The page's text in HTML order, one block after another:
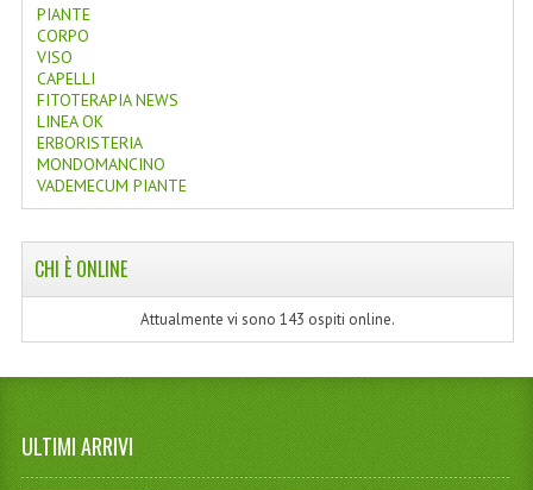
PIANTE
CORPO
VISO
CAPELLI
FITOTERAPIA NEWS
LINEA OK
ERBORISTERIA
MONDOMANCINO
VADEMECUM PIANTE
CHI È ONLINE
Attualmente vi sono 143 ospiti online.
ULTIMI ARRIVI